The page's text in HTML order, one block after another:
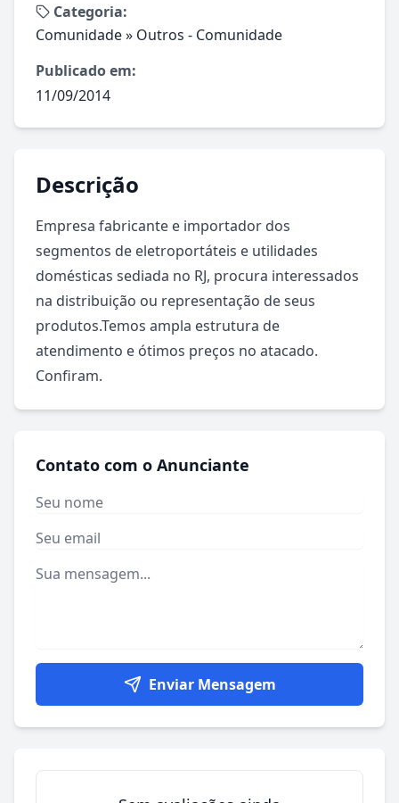
Categoria:
Comunidade» Outros - Comunidade
Publicado em:
11/09/2014
Descrição
Empresa fabricante e importador dos
segmentos de eletroportáteis e utilidades
domésticas sediada no RJ, procura interessados
na distribuição ou representação de seus
produtos.Temos ampla estrutura de
atendimento e ótimos preços no atacado.
Confiram.
Contato com o Anunciante
Enviar Mensagem